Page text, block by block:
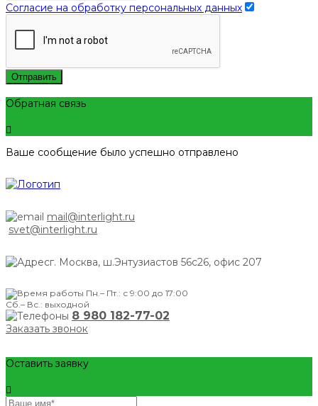
Согласие на обработку персональных данных
Отправить
Обратная связь
Ваше сообщение было успешно отправлено
mail@interlight.ru
svet@interlight.ru
г. Москва, ш.Энтузиастов 56с26, офис 207
Пн.– Пт.: с 9:00 до 17:00
Сб.– Вс.: выходной
8 980 182-77-02
Заказать звонок
Оставить заявку